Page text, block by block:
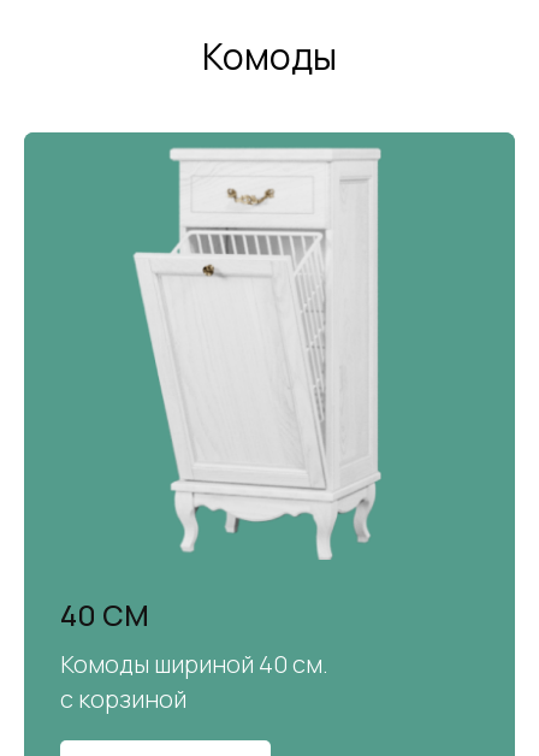
Комоды
40 СМ
Комоды шириной 40 см.
с корзиной